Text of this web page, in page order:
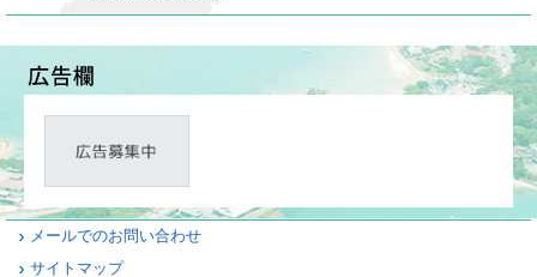
メールでのお問い合わせ
サイトマップ